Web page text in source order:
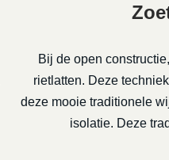
Bij de open
rietlatten. Deze
deze mooie traditionele
isolatie. Deze